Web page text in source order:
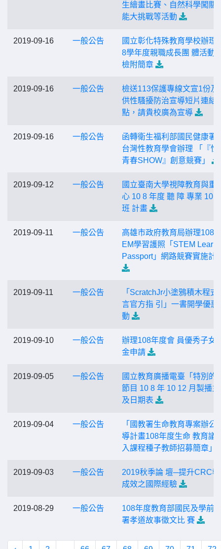
生繪畫比賽、自然科學闖關-
能大挑戰等活動
2019-09-16 一般公告
國立彰化特殊教育學校辦理
8學年度親職成長團 體活動
檢附簡章
2019-09-16 一般公告
檢送113保護專線文宣1份及
供性騷擾防治宣導短片連結
點，請貴校廣為宣導
2019-09-16 一般公告
函轉衛生福利部國民健康署
台灣性教育學會辦理 「『性
青春SHOW』創意競賽」
2019-09-12 一般公告
國立臺南大學視障教育與重
心 10 8 年度 聽 障 專業 10
班 計畫
2019-09-11 一般公告
高雄市政府教育局辦理108
EM學習護照「STEM
Passport」網路競賽實施計
2019-09-11 一般公告
「ScratchJr小塗鴉積木程式
言官方指 引」一書開學優惠
動
2019-09-10 一般公告
辦理108年度會 員優秀子女
金申請
2019-09-05 一般公告
國立教育廣播電臺「特別的
節目 10 8 年 10 12 月製播
及日期表
2019-09-04 一般公告
「國教署生命教育專案辦公
導計畫108年度生命 教育議
入課程種子教師招募簡章」
2019-09-03 一般公告
2019秋季論 壇─提升CRC
成效之國際經驗
2019-08-29 一般公告
108年度教育部國民及學前
署孝道故事徵文比 賽